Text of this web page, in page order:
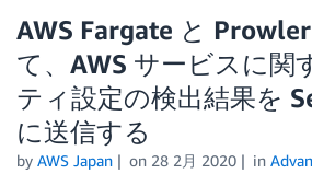
カテゴリ
エディション
AWS Fargate と
て、AWS サービスに関
ティ設定の検出結果を
に送信する
by AWS Japan on 28 2月 2020 in